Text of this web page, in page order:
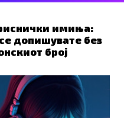
имиња:
допишувате без
број